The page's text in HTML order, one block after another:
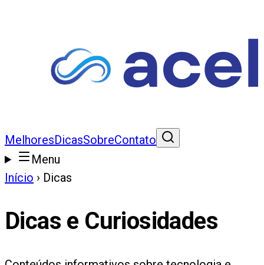
MelhoresDicasSobreContato
Menu
Início › Dicas
Dicas e Curiosidades